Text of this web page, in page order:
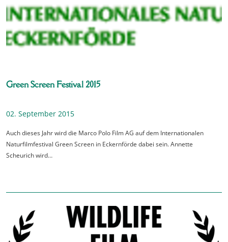
Green Screen Festival 2015
02. September 2015
Auch dieses Jahr wird die Marco Polo Film AG auf dem Internationalen
Naturfilmfestival Green Screen in Eckernförde dabei sein. Annette
Scheurich wird…